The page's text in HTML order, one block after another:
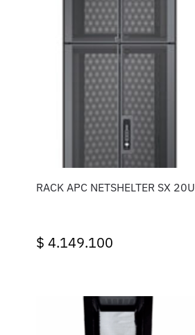
RACK APC NETSHELTER SX 20U
$ 4.149.100